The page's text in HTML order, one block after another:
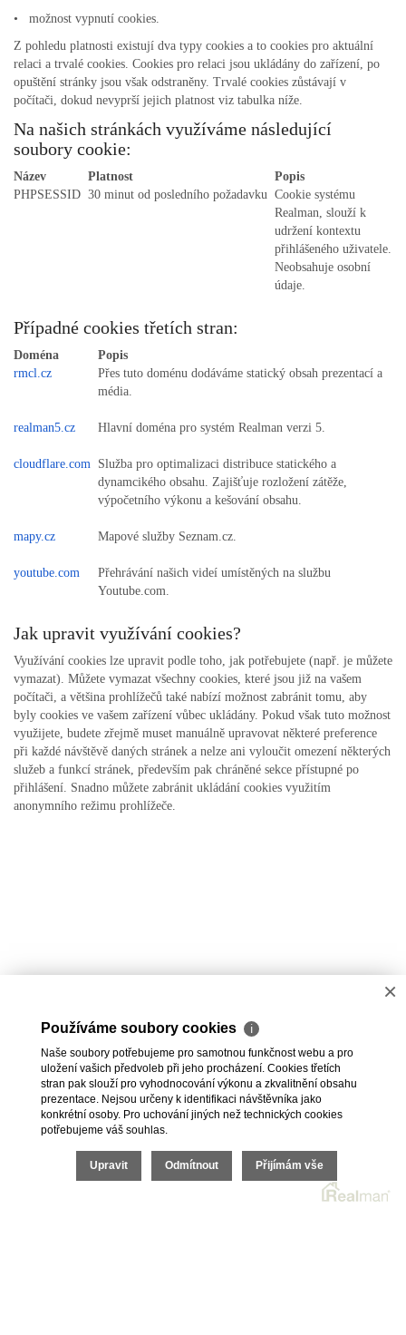
• možnost vypnutí cookies.
Z pohledu platnosti existují dva typy cookies a to cookies pro aktuální
relaci a trvalé cookies. Cookies pro relaci jsou ukládány do zařízení, po
opuštění stránky jsou však odstraněny. Trvalé cookies zůstávají v
počítači, dokud nevyprší jejich platnost viz tabulka níže.
Na našich stránkách využíváme následující
soubory cookie:
Název Platnost
Popis
PHPSESSID 30 minut od posledního požadavku Cookie systému
Realman, slouží k
udržení kontextu
přihlášeného uživatele.
Neobsahuje osobní
údaje.
Případné cookies třetích stran:
Doména
Popis
rmcl.cz
Přes tuto doménu dodáváme statický obsah prezentací a
média.
realman5.cz Hlavní doména pro systém Realman verzi 5.
cloudflare.com Služba pro optimalizaci distribuce statického a
dynamcikého obsahu. Zajišťuje rozložení zátěže,
výpočetního výkonu a kešování obsahu.
mapy.cz Mapové služby Seznam.cz.
youtube.com
Přehrávání našich videí umístěných na službu
Youtube.com.
Jak upravit využívání cookies?
Využívání cookies lze upravit podle toho, jak potřebujete (např. je můžete
vymazat). Můžete vymazat všechny cookies, které jsou již na vašem
počítači, a většina prohlížečů také nabízí možnost zabránit tomu, aby
byly cookies ve vašem zařízení vůbec ukládány. Pokud však tuto možnost
využijete, budete zřejmě muset manuálně upravovat některé preference
při každé návštěvě daných stránek a nelze ani vyloučit omezení některých
služeb a funkcí stránek, především pak chráněné sekce přístupné po
přihlášení. Snadno můžete zabránit ukládání cookies využitím
anonymního režimu prohlížeče.
2026 © Jan Tichý, všechna práva vyhrazena |
Povinně zveřejňované informace|Povinná dokumentace
Realitní SWRealman
×
Používáme soubory cookies ℹ
Naše soubory potřebujeme pro samotnou funkčnost webu a pro
uložení vašich předvoleb při jeho procházení. Cookies třetích
stran pak slouží pro vyhodnocování výkonu a zkvalitnění obsahu
prezentace. Nejsou určeny k identifikaci návštěvníka jako
konkrétní osoby. Pro uchování jiných než technických cookies
potřebujeme váš souhlas.
Upravit Odmítnout Přijímám vše